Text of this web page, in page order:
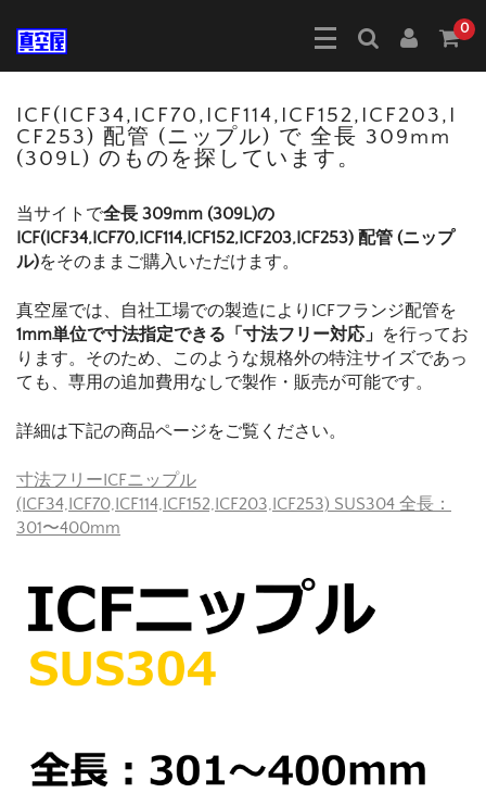
0
ICF(ICF34,ICF70,ICF114,ICF152,ICF203,I
CF253) 配管 (ニップル) で 全長 309mm
(309L) のものを探しています。
当サイトで全長 309mm (309L)の
ICF(ICF34,ICF70,ICF114,ICF152,ICF203,ICF253) 配管 (ニップ
ル)をそのままご購入いただけます。
真空屋では、自社工場での製造によりICFフランジ配管を
1mm単位で寸法指定できる「寸法フリー対応」 を行ってお
ります。そのため、このような規格外の特注サイズであっ
ても、専用の追加費用なしで製作・販売が可能です。
詳細は下記の商品ページをご覧ください。
寸法フリーICFニップル
(ICF34,ICF70,ICF114,ICF152,ICF203,ICF253) SUS304 全長：
301〜400mm